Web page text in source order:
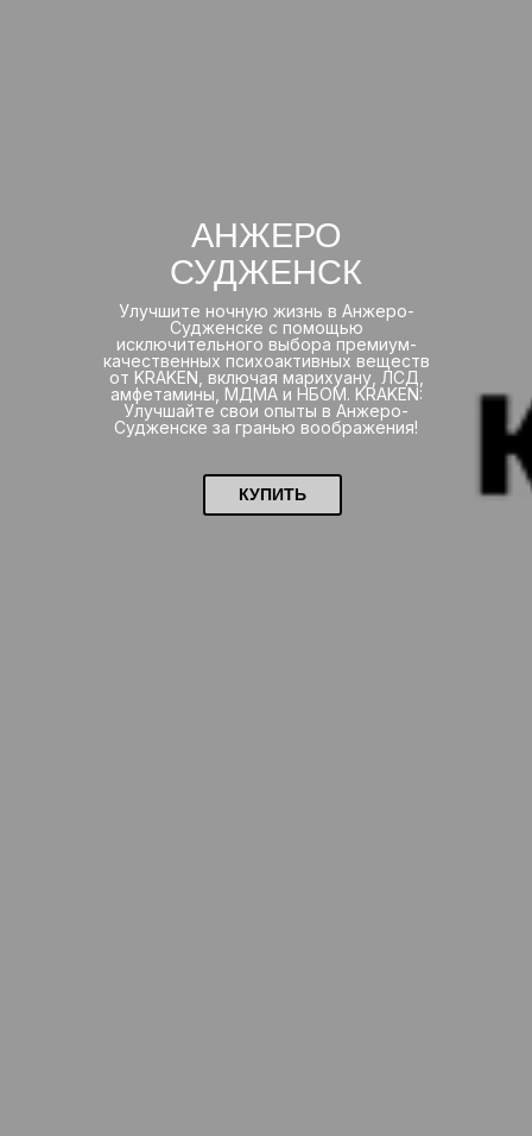
АНЖЕРО
СУДЖЕНСК
Улучшите ночную жизнь в Анжеро-
Судженске с помощью
исключительного выбора премиум-
качественных психоактивных веществ
от KRAKEN, включая марихуану, ЛСД,
амфетамины, МДМА и НБОМ. KRAKEN:
Улучшайте свои опыты в Анжеро-
Судженске за гранью воображения!
КУПИТЬ